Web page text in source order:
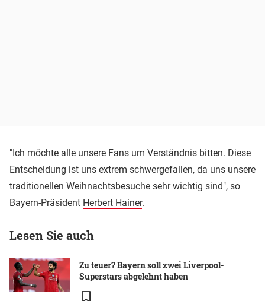
"Ich möchte alle unsere Fans um Verständnis bitten. Diese
Entscheidung ist uns extrem schwergefallen, da uns unsere
traditionellen Weihnachtsbesuche sehr wichtig sind", so
Bayern-Präsident Herbert Hainer.
Lesen Sie auch
Zu teuer? Bayern soll zwei Liverpool-
Superstars abgelehnt haben